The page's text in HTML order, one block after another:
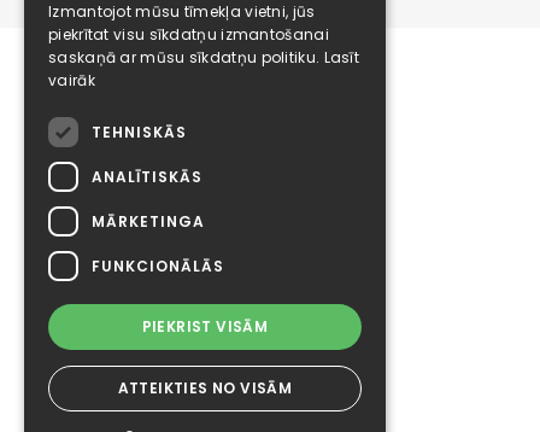
Izmantojot mūsu tīmekļa vietni, jūs
piekrītat visu sīkdatņu izmantošanai
saskaņā ar mūsu sīkdatņu politiku. Lasīt
vairāk
TEHNISKĀS
ANALĪTISKĀS
MĀRKETINGA
FUNKCIONĀLĀS
PIEKRIST VISĀM
ATTEIKTIES NO VISĀM